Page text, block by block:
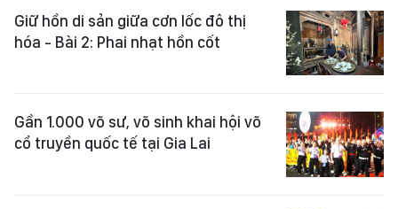
Giữ hồn di sản giữa cơn lốc đô thị
hóa - Bài 2: Phai nhạt hồn cốt
Gần 1.000 võ sư, võ sinh khai hội võ
cổ truyền quốc tế tại Gia Lai